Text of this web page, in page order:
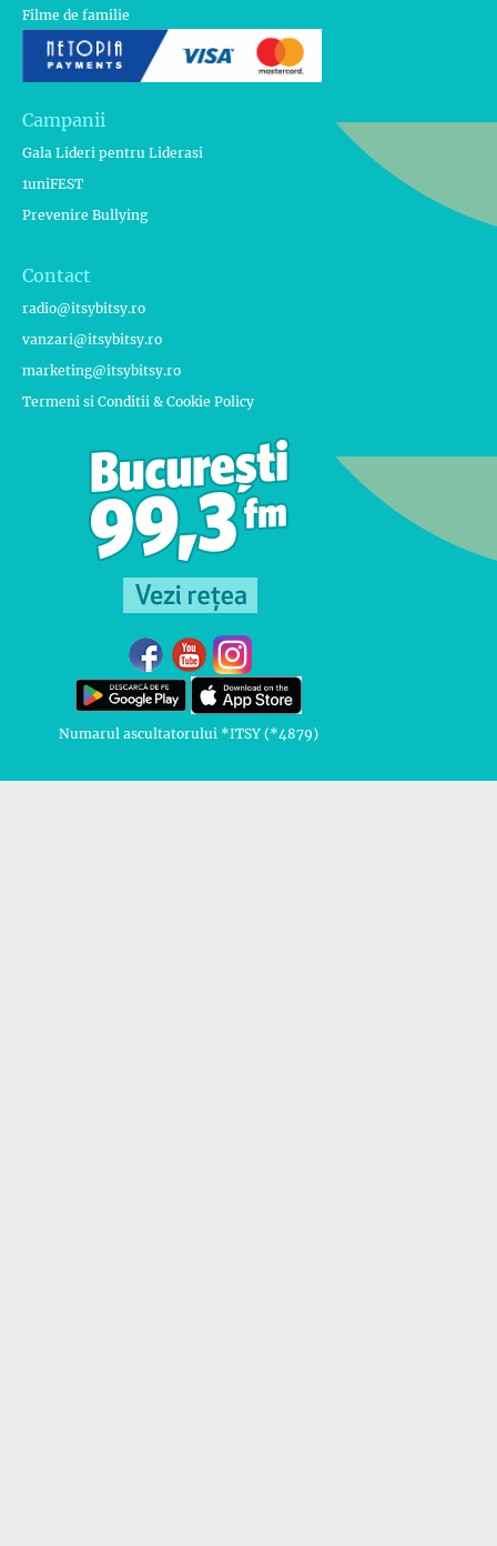
Filme de familie
Campanii
Gala Lideri pentru Liderasi
1uniFEST
Prevenire Bullying
Contact
radio@itsybitsy.ro
vanzari@itsybitsy.ro
marketing@itsybitsy.ro
Termeni si Conditii & Cookie Policy
Numarul ascultatorului *ITSY (*4879)